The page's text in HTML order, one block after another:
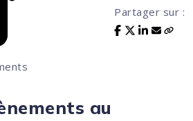
Partager sur :
au